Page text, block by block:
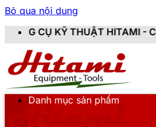
Bỏ qua nội dung
HITAMI - CUNG CẤP SẢN
Danh mục sản phẩm